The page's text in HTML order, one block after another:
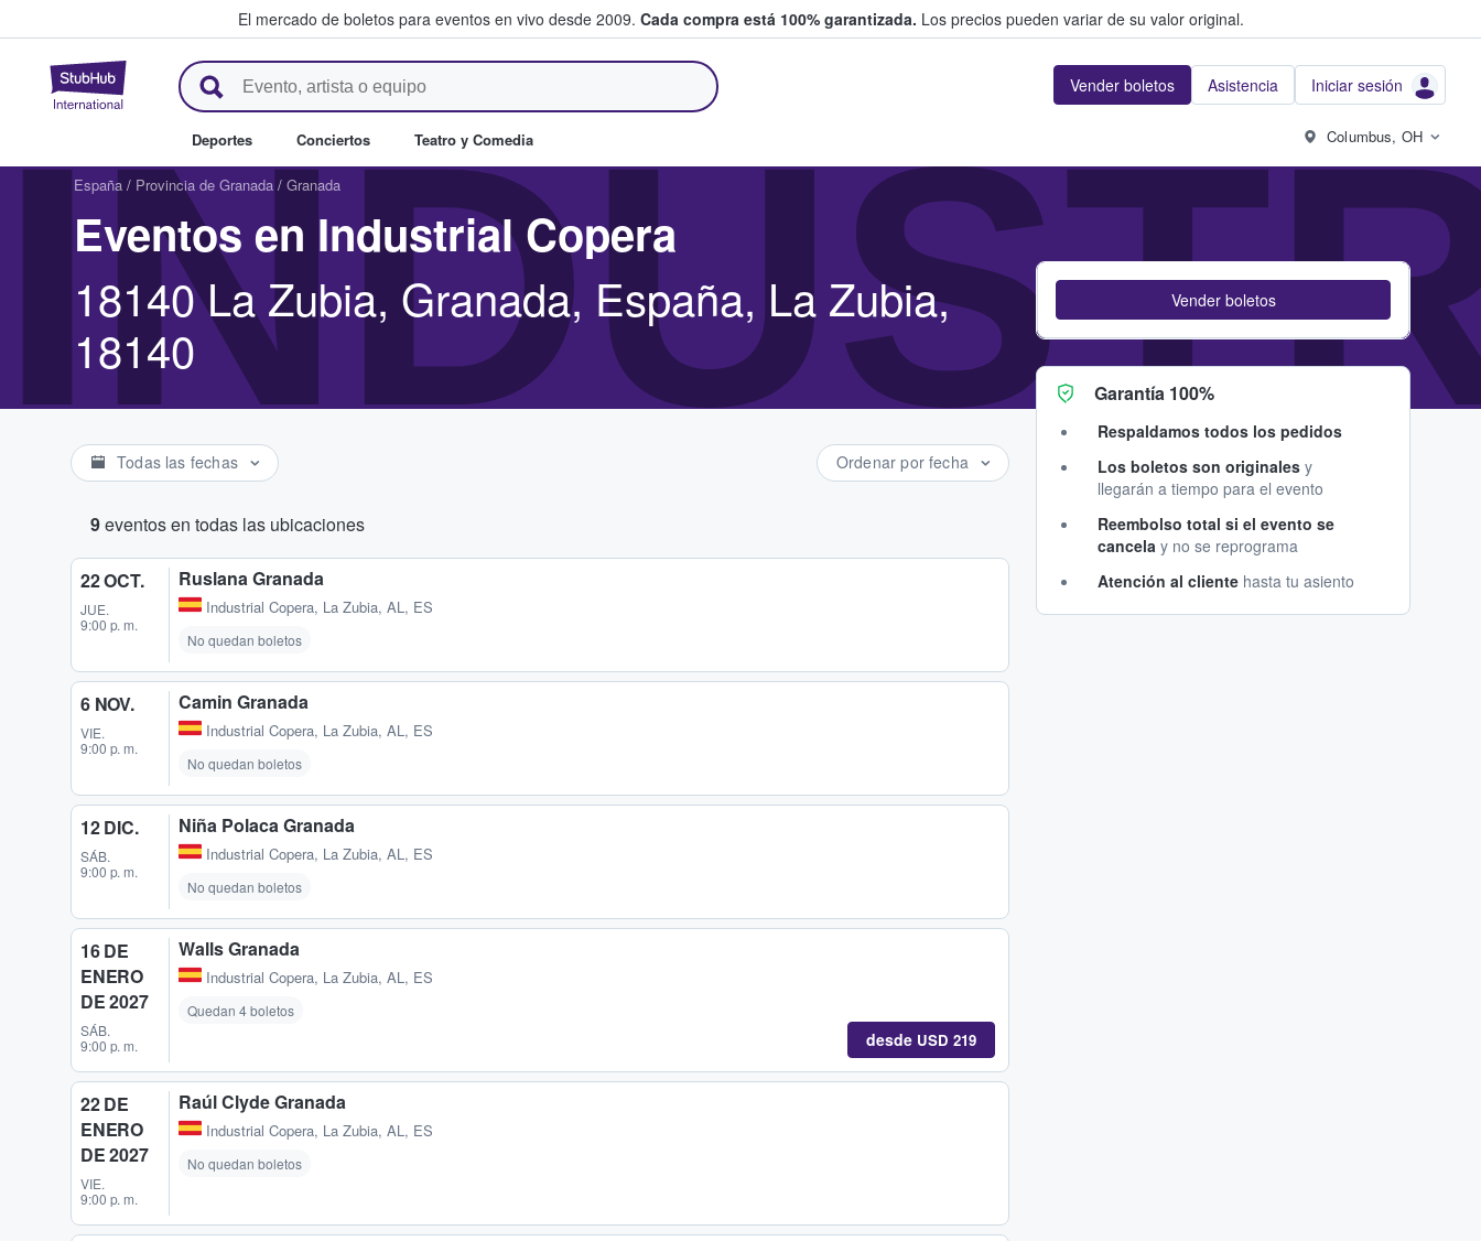
El mercado de boletos para eventos en vivo desde 2009. Cada compra está 100% garantizada. Los precios pueden variar de su valor original.
StubHub: donde los fans compran y venden boletos Vender boletos Asistencia Iniciar sesión
Deportes Conciertos Teatro y Comedia Columbus, OH
España / Provincia de Granada / Granada
Eventos en Industrial Copera
18140 La Zubia, Granada, España, La Zubia,
18140
Todas las fechas Ordenar por fecha
9eventos en todas las ubicaciones
22 OCT.
JUE.
9:00 p. m.
Ruslana Granada
Industrial Copera, La Zubia, AL, ES
No quedan boletos
6 NOV.
VIE.
9:00 p. m.
Camin Granada
Industrial Copera, La Zubia, AL, ES
No quedan boletos
12 DIC.
SÁB.
9:00 p. m.
Niña Polaca Granada
Industrial Copera, La Zubia, AL, ES
No quedan boletos
16 DE
ENERO
DE 2027
SÁB.
9:00 p. m.
Walls Granada
Industrial Copera, La Zubia, AL, ES
Quedan 4 boletos
desde USD 219
22 DE
ENERO
DE 2027
VIE.
9:00 p. m.
Raúl Clyde Granada
Industrial Copera, La Zubia, AL, ES
No quedan boletos
Vender boletos
Garantía 100%
Respaldamos todos los pedidos
Los boletos son originales y
llegarán a tiempo para el evento
Reembolso total si el evento se
cancela y no se reprograma
Atención al cliente hasta tu asiento